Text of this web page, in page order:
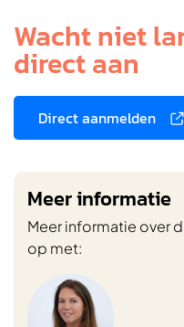
Wacht niet
direct aan
Direct aanmelden
Meer informatie
Meer informatie over
op met: